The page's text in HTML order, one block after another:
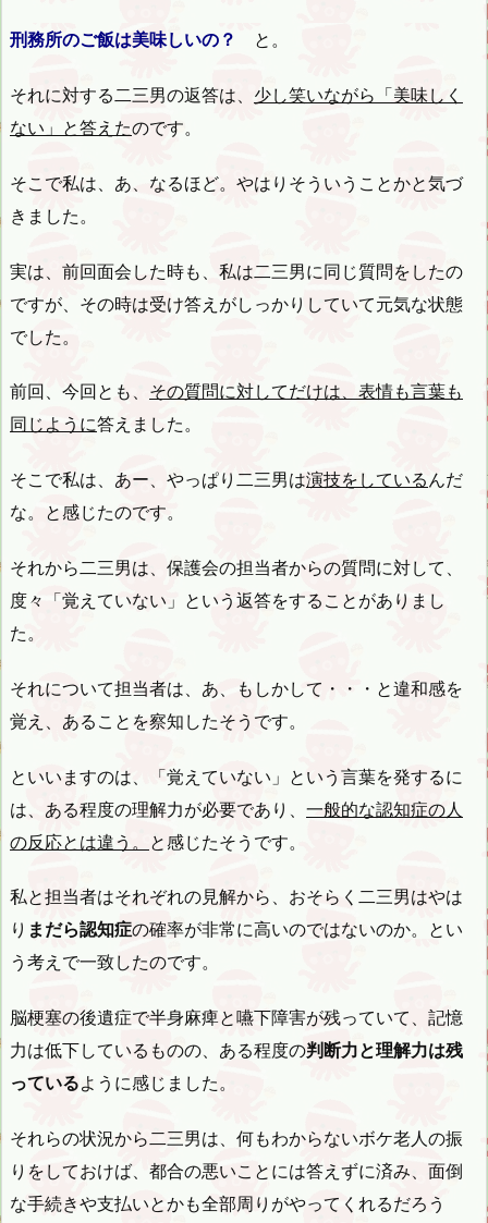
刑務所のご飯は美味しいの？ と。
それに対する二三男の返答は、 少し笑いながら「美味しく
ない」と答えたのです。
そこで私は、あ、なるほど。やはりそういうことかと気づ
きました。
実は、前回面会した時も、私は二三男に同じ質問をしたの
ですが、その時は受け答えがしっかりしていて元気な状態
でした。
前回、今回とも、 その質問に対してだけは、表情も言葉も
同じように答えました。
そこで私は、あー、やっぱり二三男は演技をしているんだ
な。と感じたのです。
それから二三男は、保護会の担当者からの質問に対して、
度々「覚えていない」という返答をすることがありまし
た。
それについて担当者は、あ、もしかして・・・と違和感を
覚え、あることを察知したそうです。
といいますのは、「覚えていない」という言葉を発するに
は、ある程度の理解力が必要であり、 一般的な認知症の人
の反応とは違う。 と感じたそうです。
私と担当者はそれぞれの見解から、おそらく二三男はやは
り まだら認知症の確率が非常に高いのではないのか。とい
う考えで一致したのです。
脳梗塞の後遺症で半身麻痺と嚥下障害が残っていて、記憶
力は低下しているものの、ある程度の判断力と理解力は残
っているように感じました。
それらの状況から二三男は、何もわからないボケ老人の振
りをしておけば、都合の悪いことには答えずに済み、面倒
な手続きや支払いとかも全部周りがやってくれるだろう